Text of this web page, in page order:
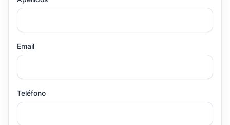
Email
Teléfono